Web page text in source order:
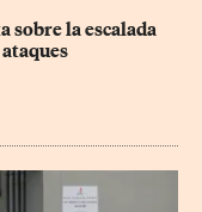
sobre la escalada